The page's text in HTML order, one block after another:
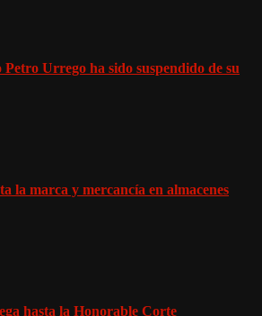
Urrego ha sido suspendido de su
la marca y mercancía en almacenes
hasta la Honorable Corte